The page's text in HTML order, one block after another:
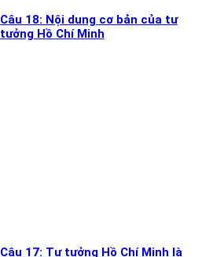
Câu 18: Nội dung cơ bản của tư
tưởng Hồ Chí Minh
Câu 17: Tư tưởng Hồ Chí Minh là